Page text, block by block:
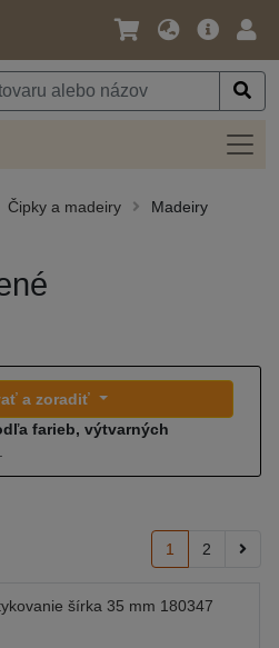
Jazyk
Mena
Hlavná
Čipky a madeiry
Madeiry
a zoradiť
farieb, výtvarných
1 2
šírka 35 mm 180347